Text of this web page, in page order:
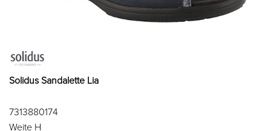
Solidus Sandalette Lia
7313880174
Weite H